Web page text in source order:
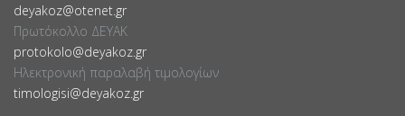
deyakoz@otenet.gr
Πρωτόκολλο ΔΕΥΑΚ
protokolo@deyakoz.gr
Ηλεκτρονική παραλαβή τιμολογίων
timologisi@deyakoz.gr